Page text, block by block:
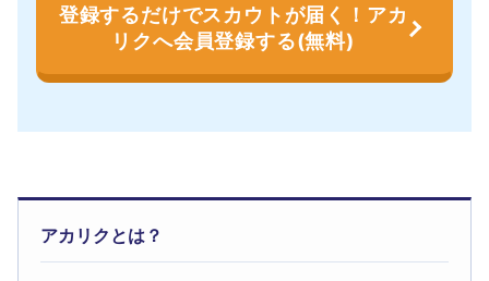
登録するだけでスカウトが届く！アカ
リクへ会員登録する(無料)
アカリクとは？